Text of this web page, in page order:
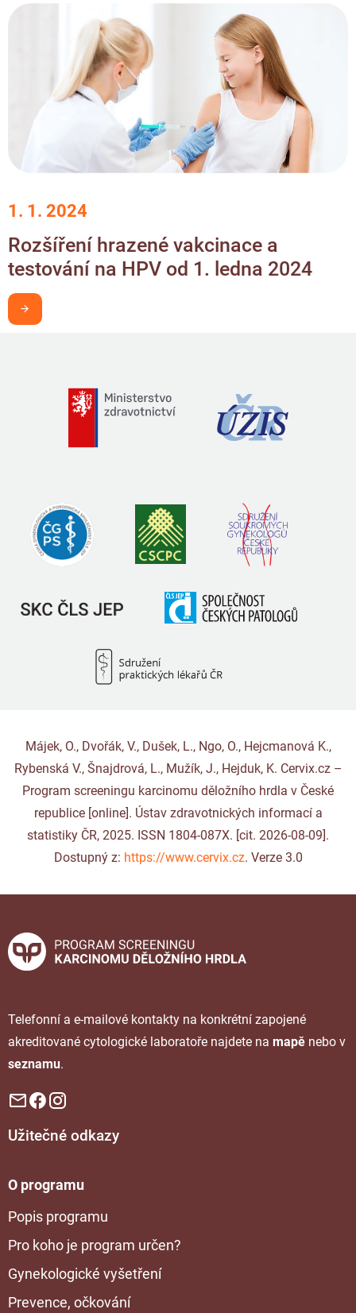
1. 1. 2024
Rozšíření hrazené vakcinace a
testování na HPV od 1. ledna 2024
Májek, O., Dvořák, V., Dušek, L., Ngo, O., Hejcmanová K.,
Rybenská V., Šnajdrová, L., Mužík, J., Hejduk, K. Cervix.cz –
Program screeningu karcinomu děložního hrdla v České
republice [online]. Ústav zdravotnických informací a
statistiky ČR, 2025. ISSN 1804-087X. [cit. 2026-08-09].
Dostupný z: https://www.cervix.cz. Verze 3.0
Telefonní a e-mailové kontakty na konkrétní zapojené
akreditované cytologické laboratoře najdete na mapě nebo v
seznamu.
Užitečné odkazy
O programu
Popis programu
Pro koho je program určen?
Gynekologické vyšetření
Prevence, očkování